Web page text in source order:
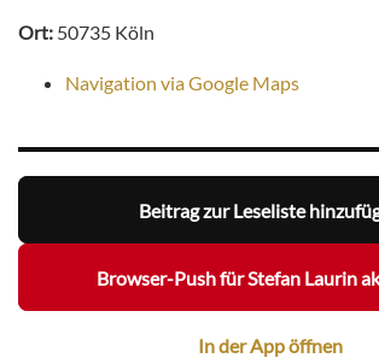
Ort: 50735 Köln
Navigation via Google Maps
Beitrag zur Leseliste
Browser-Push für Stefan Laurin
In der App öffnen